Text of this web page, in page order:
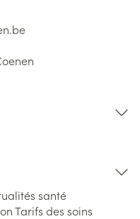
santé
Tarifs des soins